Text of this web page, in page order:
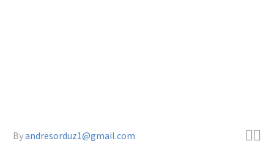

Byandresorduz1@gmail.com